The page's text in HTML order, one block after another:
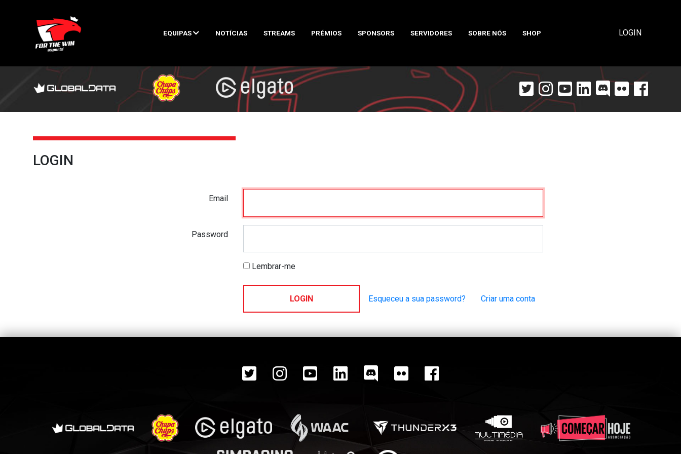
EQUIPAS NOTÍCIAS STREAMS PRÉMIOS SPONSORS SERVIDORES SOBRE NÓS SHOP LOGIN
LOGIN
Email
Password
Lembrar-me
LOGIN Esqueceu a sua password? Criar uma conta